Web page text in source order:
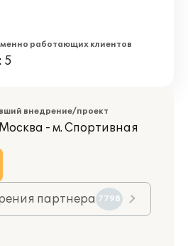
работающих клиентов
5
внедрение/проект
- м. Спортивная
партнера 7798